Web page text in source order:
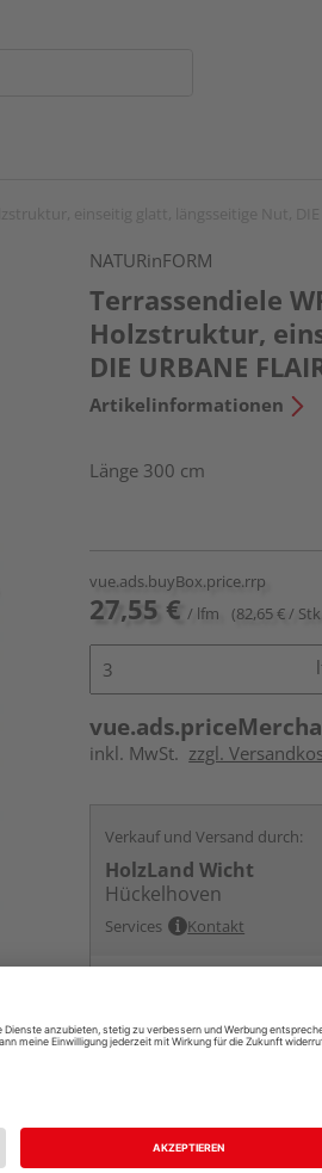
NATURinFORM
Terrassendiele
Holzstruktur,
DIE URBANE
Artikelinformationen
Länge 300 cm
vue.ads.buyBox.price.rrp
27,55 € / lfm (82,65 € /
inkl. MwSt. zzgl.
Verkauf und Versand durch:
HolzLand Wicht
Hückelhoven
Services Kontakt
Ihr Standort ist nicht
Auf Vorbestellung: